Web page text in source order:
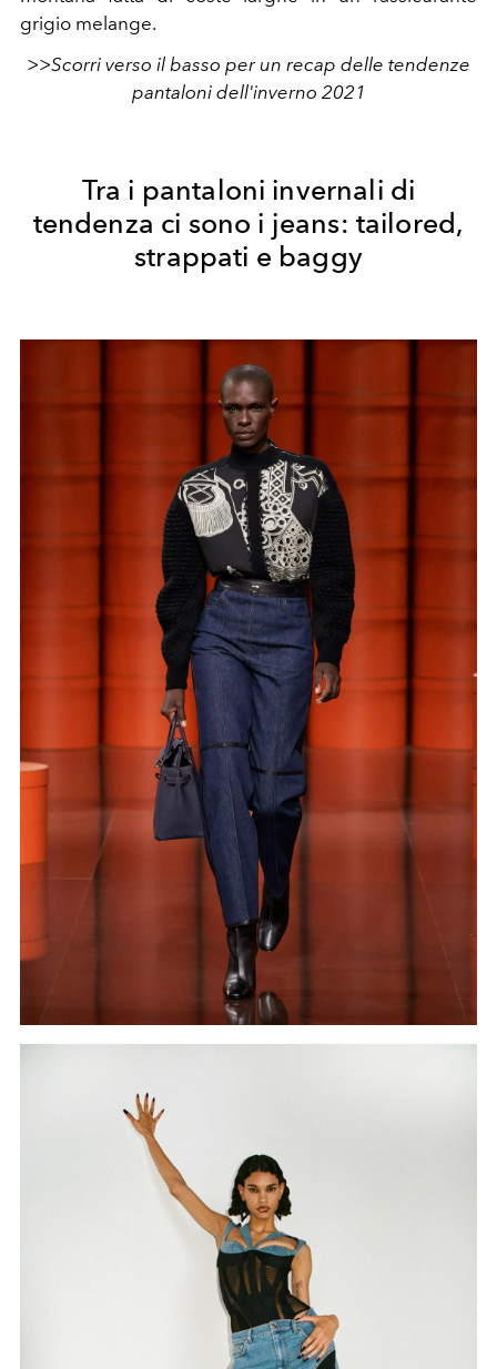
grigio melange.
>>Scorri verso il basso per un recap delle tendenze
pantaloni dell'inverno 2021
Tra i pantaloni invernali di
tendenza ci sono i jeans: tailored,
strappati e baggy